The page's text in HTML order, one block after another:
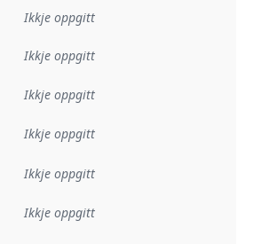
Ikkje oppgitt
Ikkje oppgitt
Ikkje oppgitt
Ikkje oppgitt
Ikkje oppgitt
Referanse til ei implementeringsregel eller
Ikkje oppgitt